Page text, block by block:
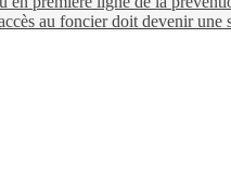
au foncier doit devenir une